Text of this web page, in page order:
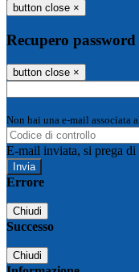
button close ×
Recupero password
button close ×
Non hai una e-mail associata
E-mail inviata, si prega di
Errore
Chiudi
Successo
Chiudi